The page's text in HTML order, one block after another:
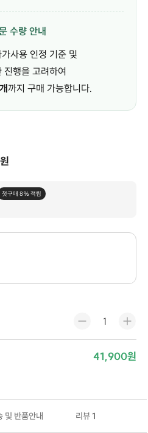
수량 안내
사용 인정 기준 및
진행을 고려하여
까지 구매 가능합니다.
첫구매 8% 적립
41,900원
및 반품안내 리뷰1